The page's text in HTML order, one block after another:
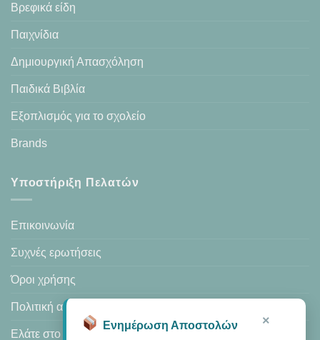
Βρεφικά είδη
Παιχνίδια
Δημιουργική Απασχόληση
Παιδικά Βιβλία
Εξοπλισμός για το σχολείο
Brands
Υποστήριξη Πελατών
Επικοινωνία
Συχνές ερωτήσεις
Όροι χρήσης
Πολιτική απορρήτου
Ελάτε στο κατάστημά μας
×
Ενημέρωση Αποστολών